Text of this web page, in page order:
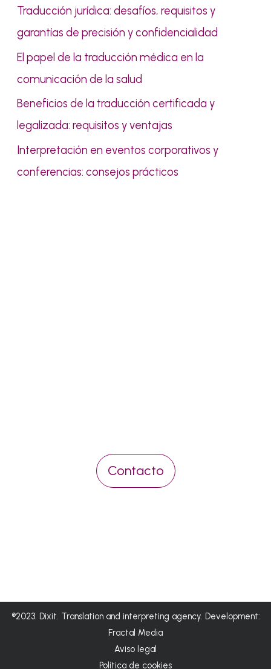
Traducción jurídica: desafíos, requisitos y
garantías de precisión y confidencialidad
El papel de la traducción médica en la
comunicación de la salud
Beneficios de la traducción certificada y
legalizada: requisitos y ventajas
Interpretación en eventos corporativos y
conferencias: consejos prácticos
Contacto
®2023. Dixit. Translation and interpreting agency. Development:
Fractal Media
Aviso legal
Política de cookies